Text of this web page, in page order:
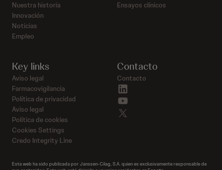
Nuestra historia
Innovación
Noticias
Empleo
Ensayos clínicos
Contacto
Contacto
Key links
Aviso legal
Farmacovigilancia
Política de privacidad
Aviso legal
Política de cookies
Cookies Settings
Credo Integrity Line
Esta web ha sido publicada por Janssen-Cilag, S.A. quien es exclusivamente responsable de